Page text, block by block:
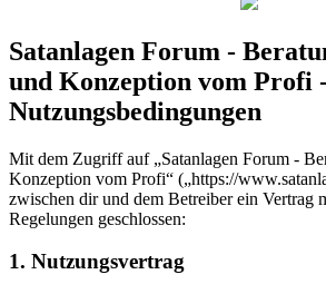
Satanlagen Forum -
und Konzeption vom Profi
Nutzungsbedingungen
Mit dem Zugriff auf „Satanlagen Forum -
Konzeption vom Profi“ („https://
zwischen dir und dem Betreiber ein Vertrag
Regelungen geschlossen:
1. Nutzungsvertrag